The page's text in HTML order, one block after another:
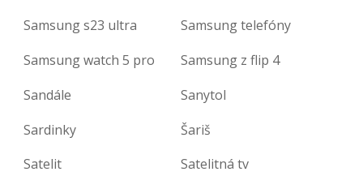
Samsung s23 ultra
Samsung telefóny
Samsung watch 5 pro
Samsung z flip 4
Sandále
Sanytol
Sardinky
Šariš
Satelit
Satelitná tv